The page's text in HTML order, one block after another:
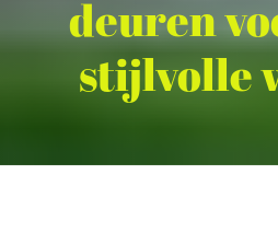
deuren
stijlvolle